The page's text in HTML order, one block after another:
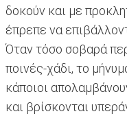
δοκούν και με
έπρεπε να
Όταν τόσο σοβαρά
ποινές-χάδι, το
κάποιοι
και βρίσκονται